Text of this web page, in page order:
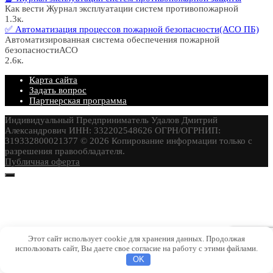
Как вести Журнал эксплуатации систем противопожарной
1.3к.
✅ Автоматизация процессов пожарной безопасности(АСО ПБ)
Автоматизированная система обеспечения пожарной
безопасностиАСО
2.6к.
Карта сайта
Задать вопрос
Партнерская программа
Индивидуальный Предприниматель Удалов Дмитрий
Александрович ИНН: 332202548626 ОГРН/ОГРНИП:
319332800021377 © 2026 Копирование информации только с
разрешения правообладателя.
Публичная оферта
Этот сайт использует cookie для хранения данных. Продолжая
использовать сайт, Вы даете свое согласие на работу с этими файлами.
OK